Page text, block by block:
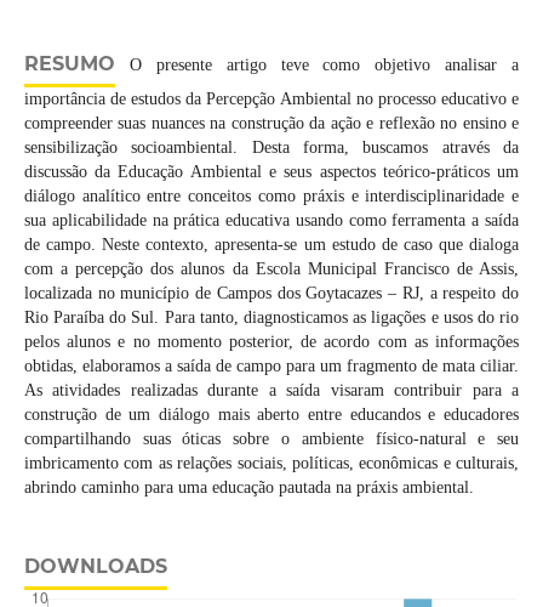
RESUMO O presente artigo teve como objetivo analisar a
importância de estudos da Percepção Ambiental no processo educativo e
compreender suas nuances na construção da ação e reflexão no ensino e
sensibilização socioambiental. Desta forma, buscamos através da
discussão da Educação Ambiental e seus aspectos teórico-práticos um
diálogo analítico entre conceitos como práxis e interdisciplinaridade e
sua aplicabilidade na prática educativa usando como ferramenta a saída
de campo. Neste contexto, apresenta-se um estudo de caso que dialoga
com a percepção dos alunos da Escola Municipal Francisco de Assis,
localizada no município de Campos dos Goytacazes – RJ, a respeito do
Rio Paraíba do Sul. Para tanto, diagnosticamos as ligações e usos do rio
pelos alunos e no momento posterior, de acordo com as informações
obtidas, elaboramos a saída de campo para um fragmento de mata ciliar.
As atividades realizadas durante a saída visaram contribuir para a
construção de um diálogo mais aberto entre educandos e educadores
compartilhando suas óticas sobre o ambiente físico-natural e seu
imbricamento com as relações sociais, políticas, econômicas e culturais,
abrindo caminho para uma educação pautada na práxis ambiental.
DOWNLOADS